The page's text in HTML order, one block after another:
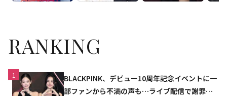
RANKING
1
BLACKPINK、デビュー10周年記念イベントに一
部ファンから不満の声も…ライブ配信で謝罪